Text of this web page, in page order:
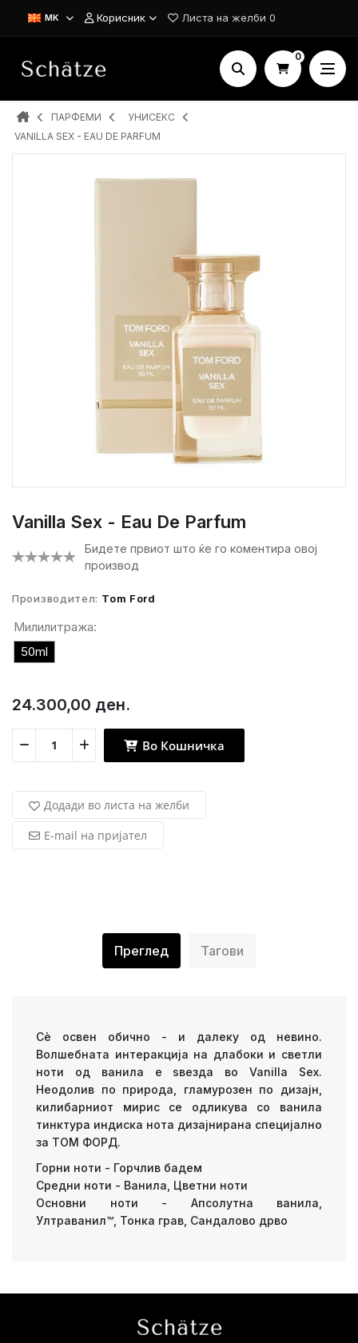
MK Корисник Листа на желби 0
0
ПАРФЕМИ
УНИСЕКС
VANILLA SEX - EAU DE PARFUM
Vanilla Sex - Eau De Parfum
Бидете првиот што ќе го коментира овој
производ
Производител: Tom Ford
Милилитража:
50ml
24.300,00 ден.
Во Кошничка
Додади во листа на желби
E-mail на пријател
Преглед Тагови
Сè освен обично - и далеку од невино.
Волшебната интеракција на длабоки и светли
ноти од ванила е ѕвезда во Vanilla Sex.
Неодолив по природа, гламурозен по дизајн,
килибарниот мирис се одликува со ванила
тинктура индиска нота дизајнирана специјално
за ТОМ ФОРД.
Горни ноти - Горчлив бадем
Средни ноти - Ванила, Цветни ноти
Основни ноти - Апсолутна ванила,
Ултраванил™, Тонка грав, Сандалово дрво